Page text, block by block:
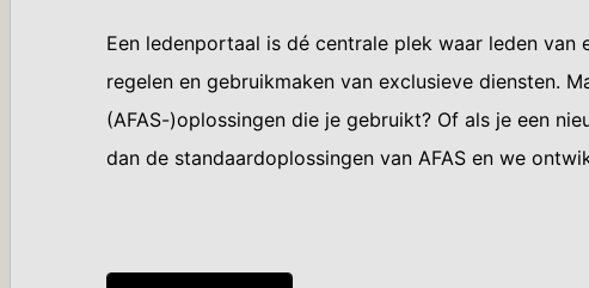
Een ledenportaal is dé centrale plek waar leden
regelen en gebruikmaken van exclusieve diensten.
(AFAS-)oplossingen die je gebruikt? Of als je een
dan de standaardoplossingen van AFAS en we